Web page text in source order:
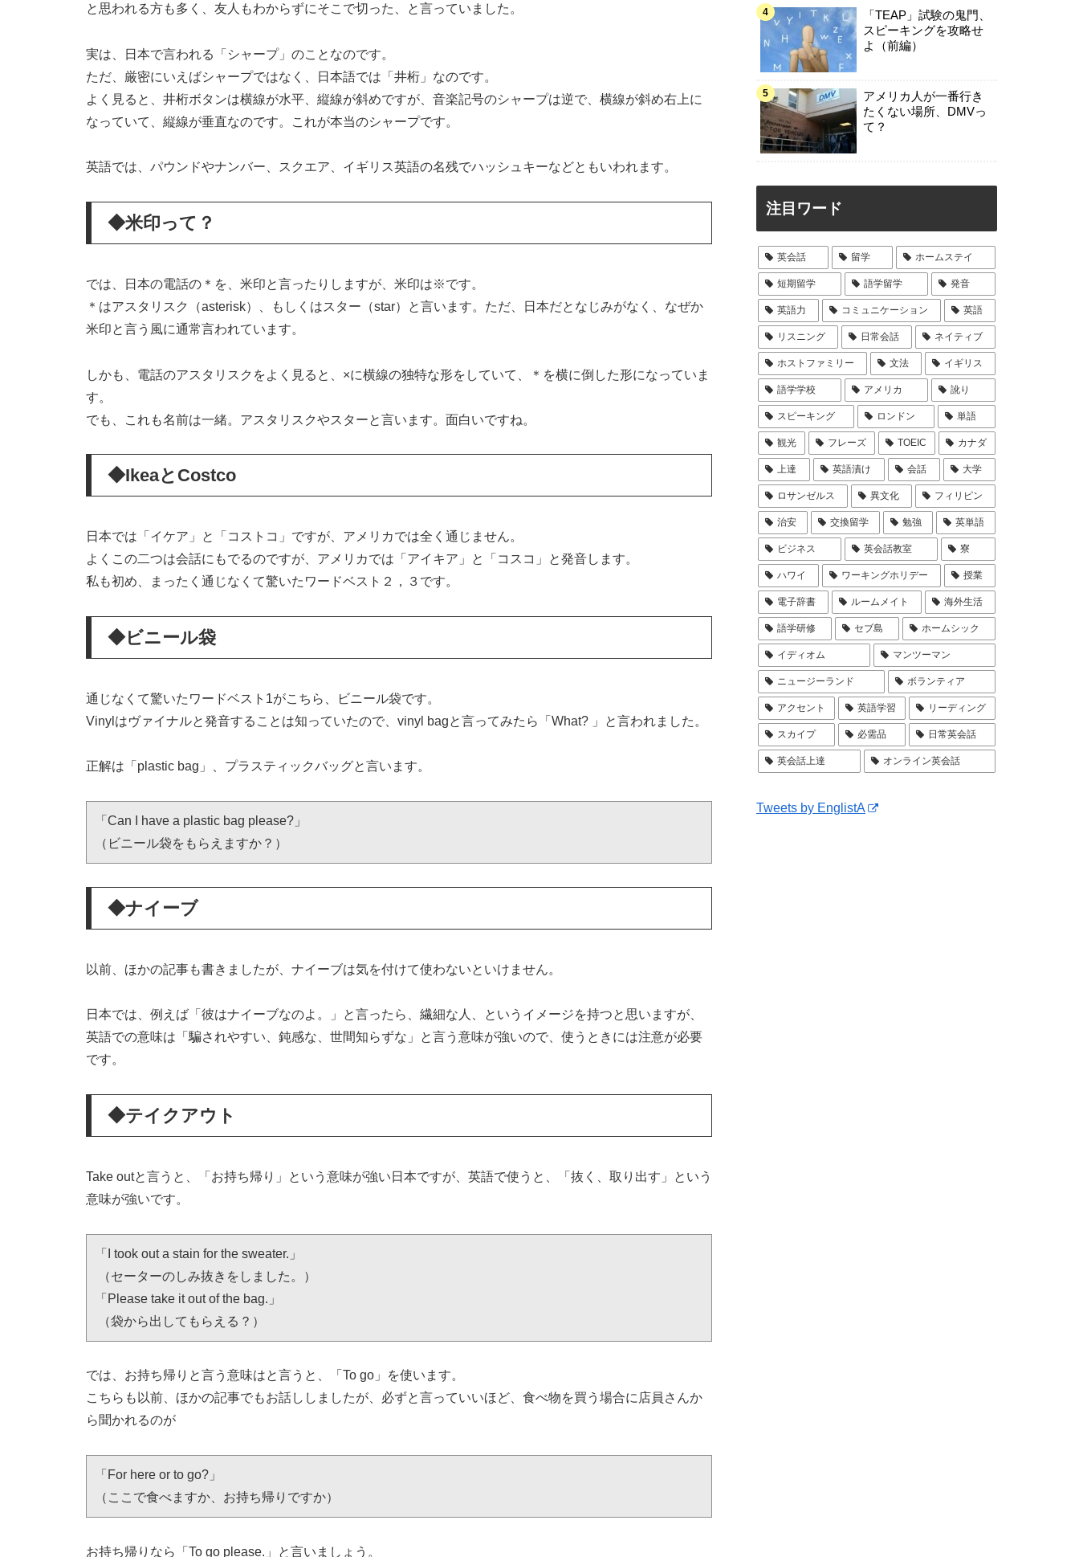
と思われる方も多く、友人もわからずにそこで切った、と言っていました。
実は、日本で言われる「シャープ」のことなのです。
ただ、厳密にいえばシャープではなく、日本語では「井桁」なのです。
よく見ると、井桁ボタンは横線が水平、縦線が斜めですが、音楽記号のシャープは逆で、横線が斜め右上に
なっていて、縦線が垂直なのです。これが本当のシャープです。
英語では、パウンドやナンバー、スクエア、イギリス英語の名残でハッシュキーなどともいわれます。
◆米印って？
では、日本の電話の＊を、米印と言ったりしますが、米印は※です。
＊はアスタリスク（asterisk）、もしくはスター（star）と言います。ただ、日本だとなじみがなく、なぜか
米印と言う風に通常言われています。
しかも、電話のアスタリスクをよく見ると、×に横線の独特な形をしていて、＊を横に倒した形になっていま
す。
でも、これも名前は一緒。アスタリスクやスターと言います。面白いですね。
◆IkeaとCostco
日本では「イケア」と「コストコ」ですが、アメリカでは全く通じません。
よくこの二つは会話にもでるのですが、アメリカでは「アイキア」と「コスコ」と発音します。
私も初め、まったく通じなくて驚いたワードベスト２，３です。
◆ビニール袋
通じなくて驚いたワードベスト1がこちら、ビニール袋です。
Vinylはヴァイナルと発音することは知っていたので、vinyl bagと言ってみたら「What? 」と言われました。
正解は「plastic bag」、プラスティックバッグと言います。
「Can I have a plastic bag please?」
（ビニール袋をもらえますか？）
◆ナイーブ
以前、ほかの記事も書きましたが、ナイーブは気を付けて使わないといけません。
日本では、例えば「彼はナイーブなのよ。」と言ったら、繊細な人、というイメージを持つと思いますが、
英語での意味は「騙されやすい、鈍感な、世間知らずな」と言う意味が強いので、使うときには注意が必要
です。
◆テイクアウト
Take outと言うと、「お持ち帰り」という意味が強い日本ですが、英語で使うと、「抜く、取り出す」という
意味が強いです。
「I took out a stain for the sweater.」
「Please take it out of the bag.」
（袋から出してもらえる？）
では、お持ち帰りと言う意味はと言うと、「To go」を使います。
こちらも以前、ほかの記事でもお話ししましたが、必ずと言っていいほど、食べ物を買う場合に店員さんか
ら聞かれるのが
「For here or to go?」
（ここで食べますか、お持ち帰りですか）
お持ち帰りなら「To go please.」と言いましょう。
「TEAP」試験の鬼門、
スピーキングを攻略せ
よ（前編）
アメリカ人が一番行き
たくない場所、DMVっ
て？
注目ワード
英会話 留学 ホームステイ
短期留学 語学留学 発音
英語力 コミュニケーション 英語
リスニング 日常会話 ネイティブ
ホストファミリー 文法 イギリス
語学学校 アメリカ 訛り
スピーキング ロンドン 単語
観光 フレーズ TOEIC カナダ
上達 英語漬け 会話 大学
ロサンゼルス 異文化 フィリピン
治安 交換留学 勉強 英単語
ビジネス 英会話教室 寮
ハワイ ワーキングホリデー 授業
電子辞書 ルームメイト 海外生活
語学研修 セブ島 ホームシック
イディオム マンツーマン
ニュージーランド ボランティア
アクセント 英語学習 リーディング
スカイプ 必需品 日常英会話
英会話上達 オンライン英会話
Tweets by EnglistA